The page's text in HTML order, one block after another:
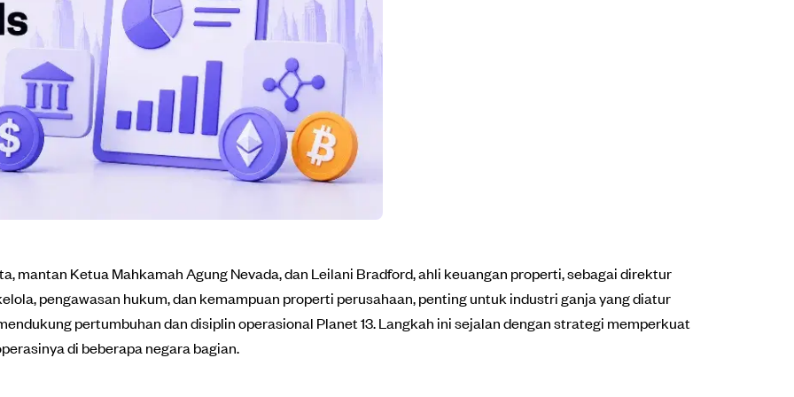
mantan Ketua Mahkamah Agung Nevada, dan Leilani Bradford, ahli keuangan properti, sebagai direktur
pengawasan hukum, dan kemampuan properti perusahaan, penting untuk industri ganja yang diatur
pertumbuhan dan disiplin operasional Planet 13. Langkah ini sejalan dengan strategi memperkuat
di beberapa negara bagian.